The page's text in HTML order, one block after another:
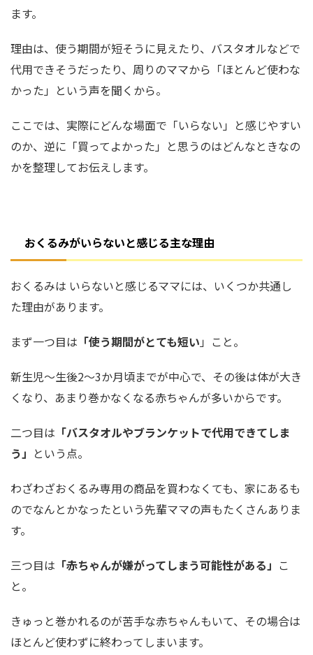
ます。
理由は、使う期間が短そうに見えたり、バスタオルなどで
代用できそうだったり、周りのママから「ほとんど使わな
かった」という声を聞くから。
ここでは、実際にどんな場面で「いらない」と感じやすい
のか、逆に「買ってよかった」と思うのはどんなときなの
かを整理してお伝えします。
おくるみがいらないと感じる主な理由
おくるみは いらないと感じるママには、いくつか共通し
た理由があります。
まず一つ目は 「使う期間がとても短い 」こと。
新生児〜生後2〜3か月頃までが中心で、その後は体が大き
くなり、あまり巻かなくなる赤ちゃんが多いからです。
二つ目は 「バスタオルやブランケットで代用できてしま
う」 という点。
わざわざおくるみ専用の商品を買わなくても、家にあるも
のでなんとかなったという先輩ママの声もたくさんありま
す。
三つ目は 「赤ちゃんが嫌がってしまう可能性がある」 こ
と。
きゅっと巻かれるのが苦手な赤ちゃんもいて、その場合は
ほとんど使わずに終わってしまいます。